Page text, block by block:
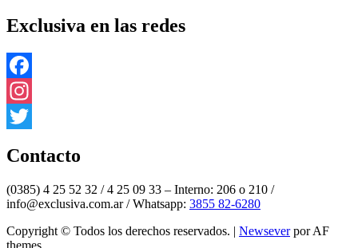
Exclusiva en las redes
Facebook
Instagram
Contacto
(0385) 4 25 52 32 / 4 25 09 33 – Interno: 206 o 210 /
info@exclusiva.com.ar / Whatsapp: 3855 82-6280
Copyright © Todos los derechos reservados. | Newseverpor AF
themes.